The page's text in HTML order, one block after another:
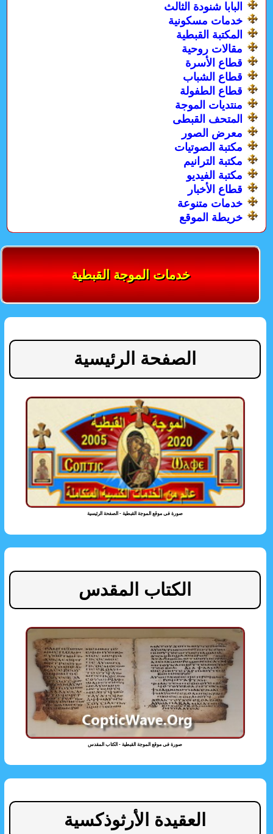
البابا شنودة الثالث
خدمات مسكونية
المكتبة القبطية
مقالات روحية
قطاع الأسرة
قطاع الشباب
قطاع الطفولة
منتديات الموجة
المتحف القبطى
معرض الصور
مكتبة الصوتيات
مكتبة الترانيم
مكتبة الفيديو
قطاع الأخبار
خدمات متنوعة
خريطة الموقع
خدمات الموجة القبطية
الصفحة الرئيسية
صورة فى موقع الموجة القبطية - الصفحة الرئيسية
الكتاب المقدس
صورة فى موقع الموجة القبطية - الكتاب المقدس
العقيدة الأرثوذكسية